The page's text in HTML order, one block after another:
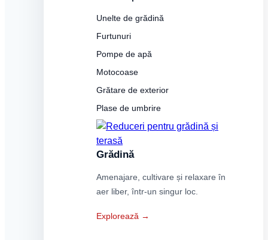
Unelte de grădină
Furtunuri
Pompe de apă
Motocoase
Grătare de exterior
Plase de umbrire
Grădină
Amenajare, cultivare și relaxare în
aer liber, într-un singur loc.
Explorează →